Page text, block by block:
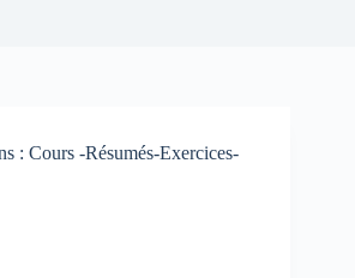
: Cours -Résumés-Exercices-